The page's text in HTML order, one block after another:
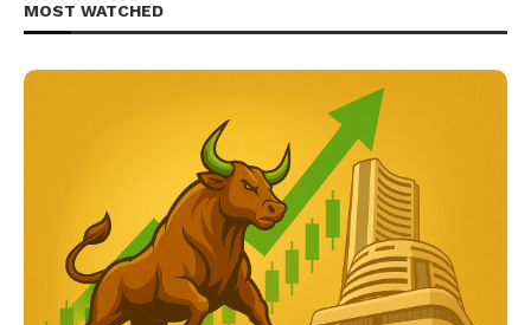
MOST WATCHED